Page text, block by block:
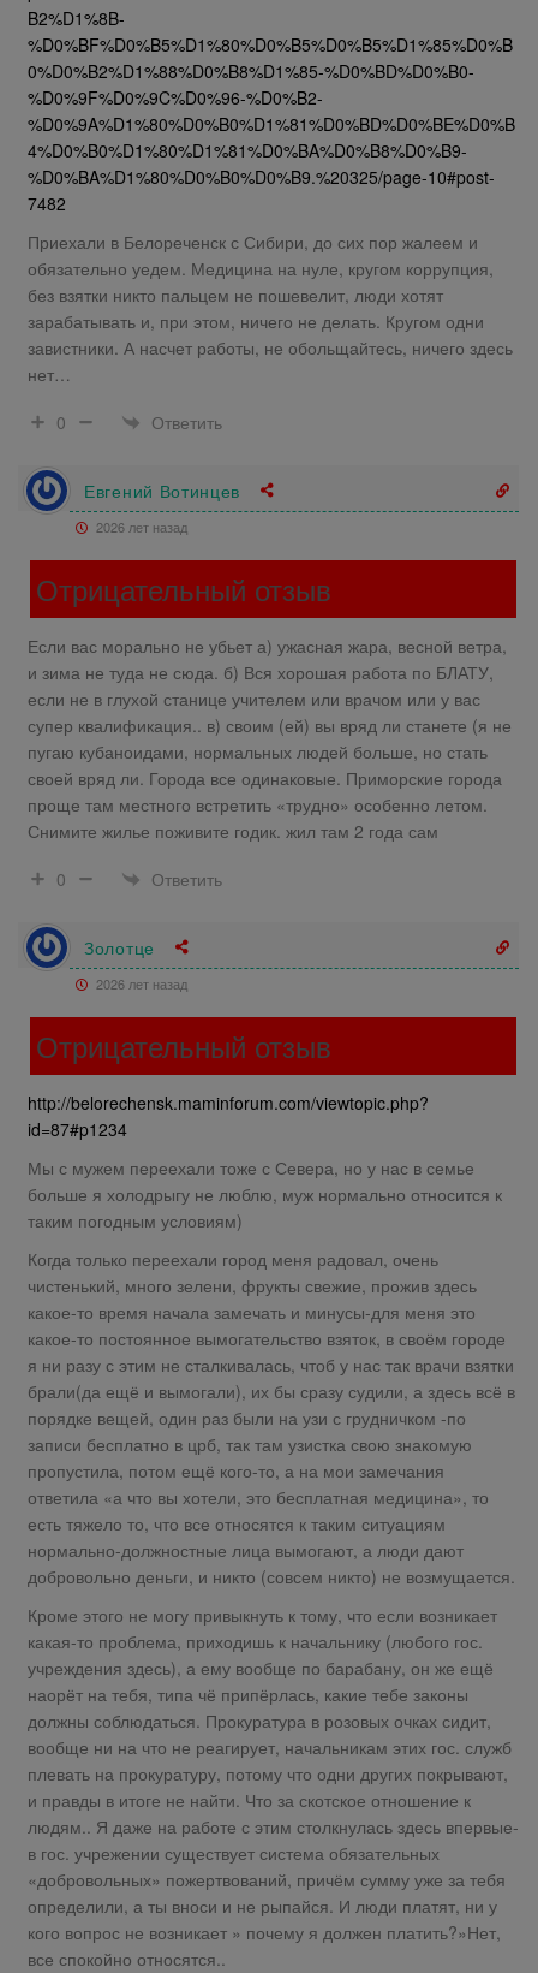
B2%D1%8B-
%D0%BF%D0%B5%D1%80%D0%B5%D0%B5%D1%85%D0%B
0%D0%B2%D1%88%D0%B8%D1%85-%D0%BD%D0%B0-
%D0%9F%D0%9C%D0%96-%D0%B2-
%D0%9A%D1%80%D0%B0%D1%81%D0%BD%D0%BE%D0%B
4%D0%B0%D1%80%D1%81%D0%BA%D0%B8%D0%B9-
%D0%BA%D1%80%D0%B0%D0%B9.%20325/page-10#post-
7482
Приехали в Белореченск с Сибири, до сих пор жалеем и
обязательно уедем. Медицина на нуле, кругом коррупция,
без взятки никто пальцем не пошевелит, люди хотят
зарабатывать и, при этом, ничего не делать. Кругом одни
завистники. А насчет работы, не обольщайтесь, ничего здесь
нет…
0
Ответить
Евгений Вотинцев
2026 лет назад
Отрицательный отзыв
Если вас морально не убьет а) ужасная жара, весной ветра,
и зима не туда не сюда. б) Вся хорошая работа по БЛАТУ,
если не в глухой станице учителем или врачом или у вас
супер квалификация.. в) своим (ей) вы вряд ли станете (я не
пугаю кубаноидами, нормальных людей больше, но стать
своей вряд ли. Города все одинаковые. Приморские города
проще там местного встретить «трудно» особенно летом.
Снимите жилье поживите годик. жил там 2 года сам
0
Ответить
Золотце
2026 лет назад
Отрицательный отзыв
http://belorechensk.maminforum.com/viewtopic.php?
id=87#p1234
Мы с мужем переехали тоже с Севера, но у нас в семье
больше я холодрыгу не люблю, муж нормально относится к
таким погодным условиям)
Когда только переехали город меня радовал, очень
чистенький, много зелени, фрукты свежие, прожив здесь
какое-то время начала замечать и минусы-для меня это
какое-то постоянное вымогательство взяток, в своём городе
я ни разу с этим не сталкивалась, чтоб у нас так врачи взятки
брали(да ещё и вымогали), их бы сразу судили, а здесь всё в
порядке вещей, один раз были на узи с грудничком -по
записи бесплатно в црб, так там узистка свою знакомую
пропустила, потом ещё кого-то, а на мои замечания
ответила «а что вы хотели, это бесплатная медицина», то
есть тяжело то, что все относятся к таким ситуациям
нормально-должностные лица вымогают, а люди дают
добровольно деньги, и никто (совсем никто) не возмущается.
Кроме этого не могу привыкнуть к тому, что если возникает
какая-то проблема, приходишь к начальнику (любого гос.
учреждения здесь), а ему вообще по барабану, он же ещё
наорёт на тебя, типа чё припёрлась, какие тебе законы
должны соблюдаться. Прокуратура в розовых очках сидит,
вообще ни на что не реагирует, начальникам этих гос. служб
плевать на прокуратуру, потому что одни других покрывают,
и правды в итоге не найти. Что за скотское отношение к
людям.. Я даже на работе с этим столкнулась здесь впервые-
в гос. учрежении существует система обязательных
«добровольных» пожертвований, причём сумму уже за тебя
определили, а ты вноси и не рыпайся. И люди платят, ни у
кого вопрос не возникает » почему я должен платить?»Нет,
все спокойно относятся..